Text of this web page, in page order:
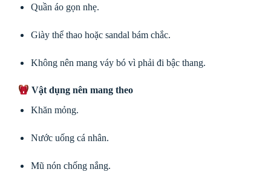
Quần áo gọn nhẹ.
Giày thể thao hoặc sandal bám chắc.
Không nên mang váy bó vì phải đi bậc thang.
Vật dụng nên mang theo
Khăn mỏng.
Nước uống cá nhân.
Mũ nón chống nắng.